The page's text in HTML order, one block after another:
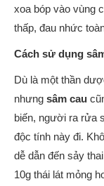
xoa bóp vào vùng
thấp, đau nhức
Cách sử dụng
Dù là một thần
nhưng sâm cau
biến, người ra rửa
độc tính này đi.
dễ dẫn đến sảy
10g thái lát mỏng